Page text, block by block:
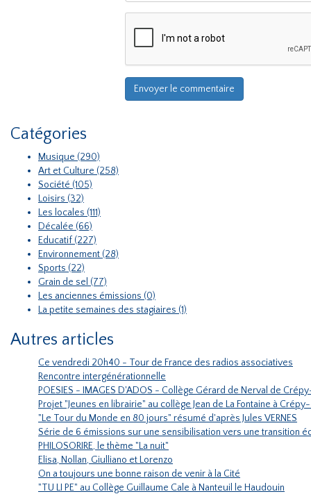
Catégories
Musique (290)
Art et Culture (258)
Société (105)
Loisirs (32)
Les locales (111)
Décalée (66)
Educatif (227)
Environnement (28)
Sports (22)
Grain de sel (77)
Les anciennes émissions (0)
La petite semaines des stagiaires (1)
Autres articles
Ce vendredi 20h40 - Tour de France des radios associatives
Rencontre intergénérationnelle
POESIES - IMAGES D'ADOS - Collège Gérard de Nerval de
Projet "Jeunes en librairie" au collège Jean de La Fontaine à
"Le Tour du Monde en 80 jours" résumé d'après Jules VERNES
Série de 6 émissions sur une sensibilisation vers une transition
PHILOSORIRE, le thème "La nuit"
Elisa, Nollan, Giulliano et Lorenzo
On a toujours une bonne raison de venir à la Cité
"TU LI PE" au Collège Guillaume Cale à Nanteuil le Haudouin